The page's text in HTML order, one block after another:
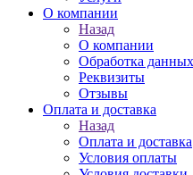
О компании
Назад
О компании
Обработка данных
Реквизиты
Отзывы
Оплата и доставка
Назад
Оплата и доставка
Условия оплаты